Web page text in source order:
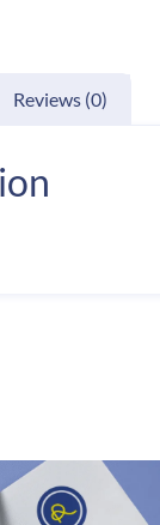
Reviews (0)